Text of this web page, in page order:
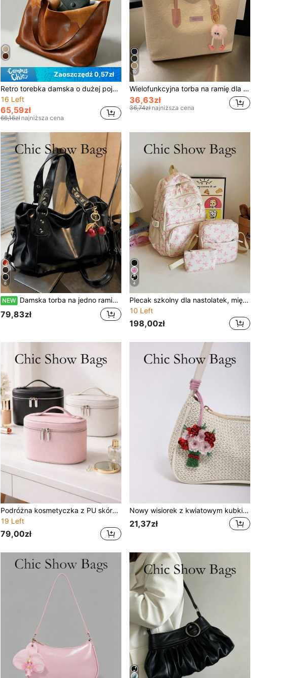
Zaoszczędź 0,57zł
Retro torebka damska o dużej pojemności, wykonana z jednokolorowej, wodoodpornej tkaniny PU, wysokiej jakości modna torba typu tote, przenośna torba do pracy, odpowiednia na codzienne wyjścia i zakupy
16 Left
65,59zł
66,16zł najniższa cena
10
Wielofunkcyjna torba na ramię dla kobiet, nowa torebka, odpowiednia do dojazdów i zakupów (bez breloka), duża pojemność, plecak na kampus, odpowiedni na kampus uniwersytecki
36,63zł
36,74zł najniższa cena
6
NEW Damska torba na jedno ramię, odpinany i regulowany pasek z ćwiekami, wisior w kształcie wiśni, styl vintage, odpowiednia na codzienne zakupy, duża pojemność, plecak studencki na kampus uniwersytecki
79,83zł
4
Plecak szkolny dla nastolatek, miękki pikowany materiał z haftem w kokardkę i brelokiem, wiele kieszeni, regulowane szelki, uroczy styl japoński, do codziennego użytku przez cały rok
10 Left
198,00zł
Podróżna kosmetyczka z PU skóry, organizer kosmetyczny z rączką, duża pojemność, torba do przechowywania przyborów toaletowych, pielęgnacji skóry i niezbędników urodowych w podróży
19 Left
79,00zł
Nowy wisiorek z kwiatowym kubkiem z 2025 roku, ręcznie tkany, blok kolorów, modna, uniwersalna zawieszka do torebki, unikatowy wzór w kształcie kubka z bukietem, popularny ozdobny wisiorek do torebki, Y2K
21,37zł